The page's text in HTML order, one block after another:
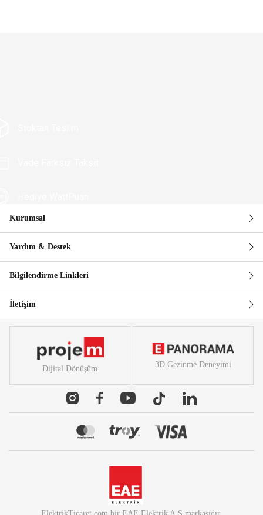
Güvenli Alışveriş
Kurumsal
Yardım & Destek
Bilgilendirme Linkleri
İletişim
Dijital Dönüşüm 3D Gezinme Deneyimi